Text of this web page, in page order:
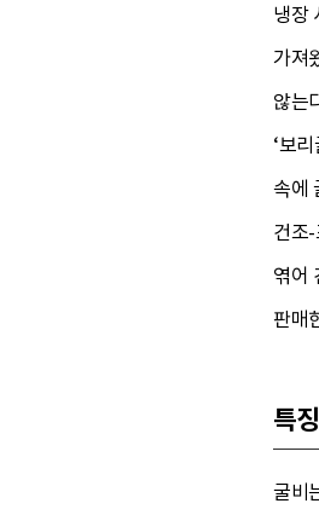
냉장
가져
않는
‘보
속에
건조
엮어
판매
특
굴비